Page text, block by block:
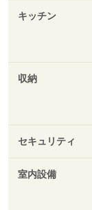
キッチン
収納
セキュリティ
室内設備